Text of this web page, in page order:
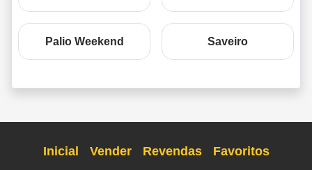
Palio Weekend Saveiro
Inicial Vender Revendas
Favoritos